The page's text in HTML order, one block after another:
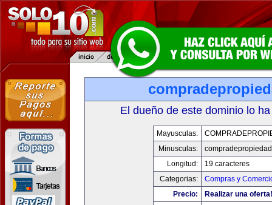
El dueño de este dominio lo
Mayusculas:
Minusculas:
Longitud:
19 caracteres
Categorias:
Compras y
Precio:
Realizar una oferta!